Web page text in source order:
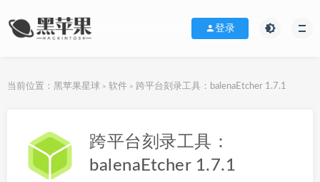
登录
当前位置： 黑苹果星球 > 软件 > 跨平台刻录工具：balenaEtcher 1.7.1
跨平台刻录工具：
balenaEtcher 1.7.1